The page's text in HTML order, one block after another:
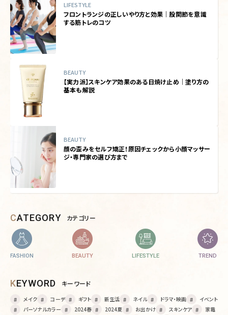
LIFESTYLE
フロントランジの正しいやり方と効果｜股関節を意識
する筋トレのコツ
BEAUTY
【実力派】スキンケア効果のある日焼け止め｜塗り方の
基本も解説
BEAUTY
顔の歪みをセルフ矯正！原因チェックから小顔マッサー
ジ・専門家の選び方まで
CATEGORY カテゴリー
FASHION BEAUTY LIFESTYLE TREND
KEYWORD キーワード
メイク コーデ ギフト 新生活 ネイル ドラマ・映画
イベント
パーソナルカラー
2024春 2024夏 お出かけ スキンケア
家電